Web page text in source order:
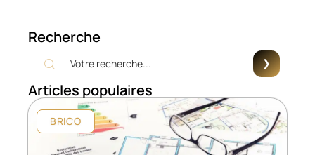
Recherche
Articles populaires
BRICO